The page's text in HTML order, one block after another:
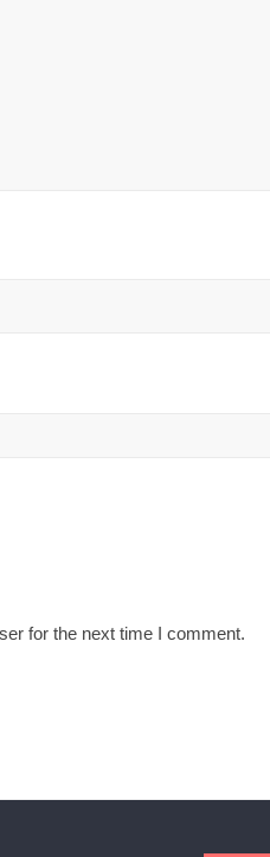
for the next time I comment.